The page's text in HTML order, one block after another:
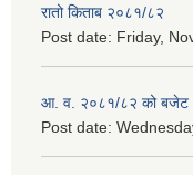
रातो किताब २०८१/८२
Post date: Friday,
आ. व. २०८१/८२ को बजेट
Post date: